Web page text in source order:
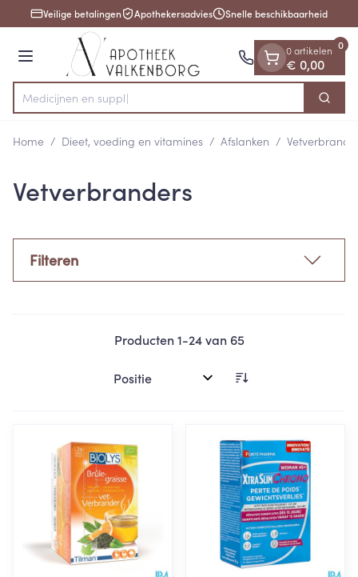
Ga naar de inhoud
1 van 1Veilige betalingen Apothekersadvies Snelle beschikbaarheid
Menu
Product, merk, categorie... Zoek
0 artikelen
€ 0,00
0
Home / Dieet, voeding en vitamines / Afslanken /
Vetverbranders
Filteren
Producten1-24van 65
Sorteer op: